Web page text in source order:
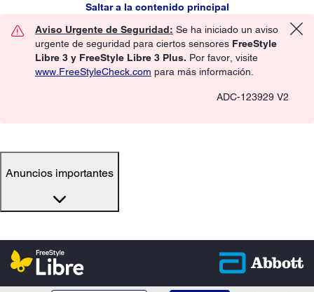
Saltar a la contenido principal
Aviso Urgente de Seguridad: Se ha iniciado un aviso
urgente de seguridad para ciertos sensores FreeStyle
Libre 3 y FreeStyle Libre 3 Plus. Por favor, visite
www.FreeStyleCheck.com para más información.
ADC-123929 V2
Anuncios importantes